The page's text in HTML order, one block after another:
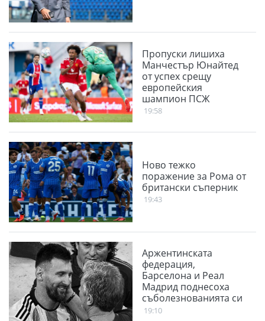
Пропуски лишиха
Манчестър Юнайтед
от успех срещу
европейския
шампион ПСЖ
19:58
Ново тежко
поражение за Рома от
британски съперник
19:43
Аржентинската
федерация,
Барселона и Реал
Мадрид поднесоха
съболезнованията си
към Меси
19:10